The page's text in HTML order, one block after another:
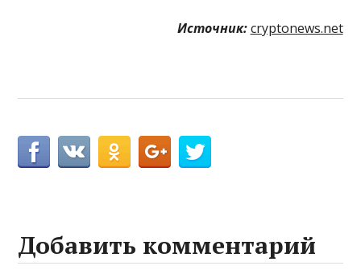
Источник: cryptonews.net
Добавить комментарий